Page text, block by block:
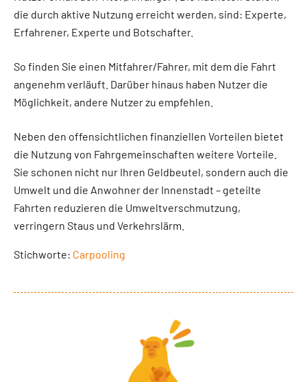
die durch aktive Nutzung erreicht werden, sind: Experte,
Erfahrener, Experte und Botschafter.
So finden Sie einen Mitfahrer/Fahrer, mit dem die Fahrt
angenehm verläuft. Darüber hinaus haben Nutzer die
Möglichkeit, andere Nutzer zu empfehlen.
Neben den offensichtlichen finanziellen Vorteilen bietet
die Nutzung von Fahrgemeinschaften weitere Vorteile.
Sie schonen nicht nur Ihren Geldbeutel, sondern auch die
Umwelt und die Anwohner der Innenstadt – geteilte
Fahrten reduzieren die Umweltverschmutzung,
verringern Staus und Verkehrslärm.
Stichworte: Carpooling